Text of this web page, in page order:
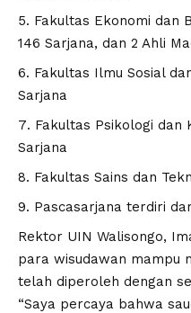
Fakultas Ekonomi dan
146 Sarjana, dan 2 Ahli
Fakultas Ilmu Sosial
Sarjana
Fakultas Psikologi dan
Sarjana
Fakultas Sains dan
Pascasarjana terdiri
Rektor UIN Walisongo,
para wisudawan mampu
telah diperoleh dengan
“Saya percaya bahwa